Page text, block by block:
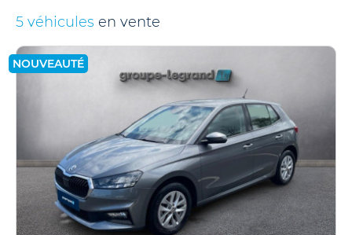
5 véhicules en vente
NOUVEAUTÉ